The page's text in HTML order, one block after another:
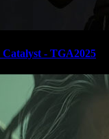
- TGA2025